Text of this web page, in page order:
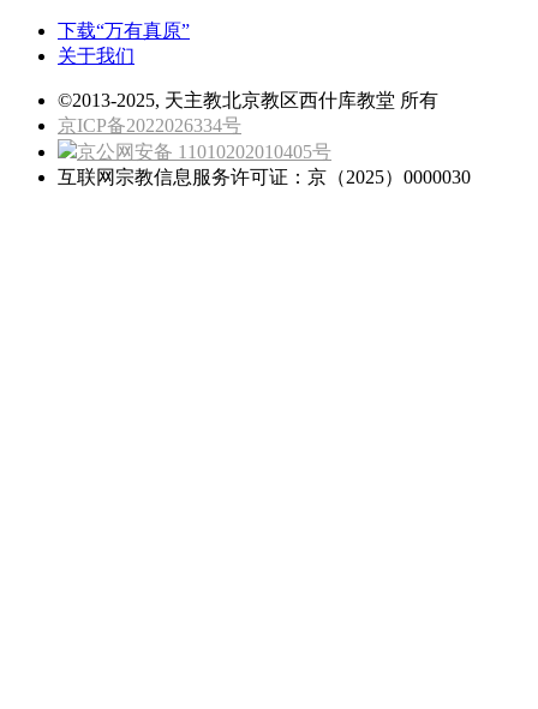
下载“万有真原”
关于我们
©2013-2025, 天主教北京教区西什库教堂 所有
京ICP备2022026334号
京公网安备 11010202010405号
互联网宗教信息服务许可证：京（2025）0000030